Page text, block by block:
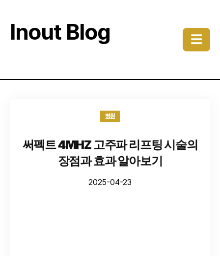
Inout Blog ☰
병원
써펙트 4MHZ 고주파 리프팅 시술의
장점과 효과 알아보기
2025-04-23